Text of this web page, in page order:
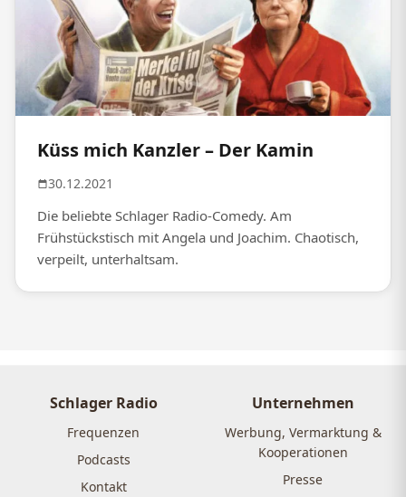
Küss mich Kanzler – Der Kamin
30.12.2021
Die beliebte Schlager Radio-Comedy. Am
Frühstückstisch mit Angela und Joachim. Chaotisch,
verpeilt, unterhaltsam.
Schlager Radio
Frequenzen
Podcasts
Kontakt
Unternehmen
Werbung, Vermarktung &
Kooperationen
Presse